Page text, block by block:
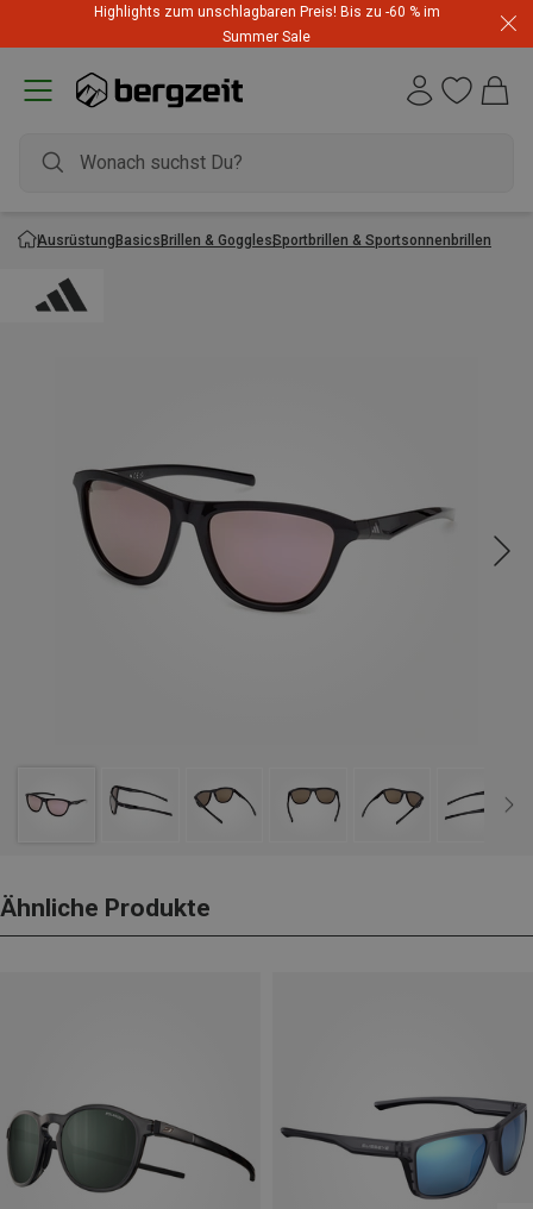
Highlights zum unschlagbaren Preis! Bis zu -60 % im
Summer Sale
AusrüstungBasicsBrillen & GogglesSportbrillen & Sportsonnenbrillen
Ähnliche Produkte